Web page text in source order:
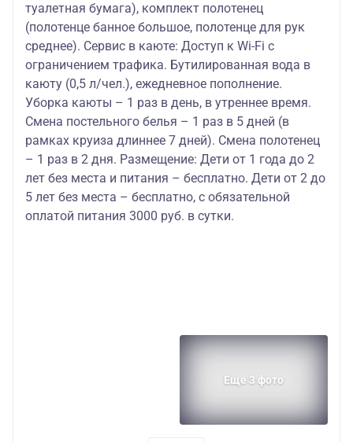
туалетная бумага), комплект полотенец
(полотенце банное большое, полотенце для рук
среднее). Сервис в каюте: Доступ к Wi-Fi с
ограничением трафика. Бутилированная вода в
каюту (0,5 л/чел.), ежедневное пополнение.
Уборка каюты – 1 раз в день, в утреннее время.
Смена постельного белья – 1 раз в 5 дней (в
рамках круиза длиннее 7 дней). Смена полотенец
– 1 раз в 2 дня. Размещение: Дети от 1 года до 2
лет без места и питания – бесплатно. Дети от 2 до
5 лет без места – бесплатно, с обязательной
оплатой питания 3000 руб. в сутки.
Еще 3 фото